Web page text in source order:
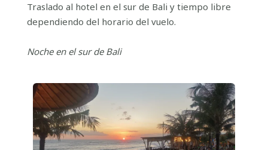
Traslado al hotel en el sur de Bali y tiempo libre
dependiendo del horario del vuelo.
Noche en el sur de Bali